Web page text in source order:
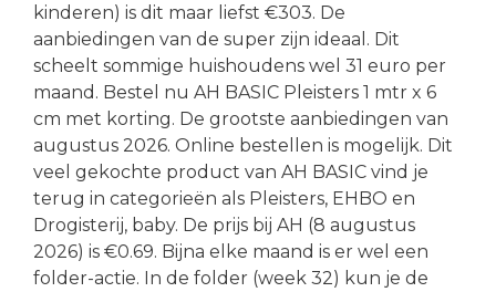
kinderen) is dit maar liefst €303. De
aanbiedingen van de super zijn ideaal. Dit
scheelt sommige huishoudens wel 31 euro per
maand. Bestel nu AH BASIC Pleisters 1 mtr x 6
cm met korting. De grootste aanbiedingen van
augustus 2026. Online bestellen is mogelijk. Dit
veel gekochte product van AH BASIC vind je
terug in categorieën als Pleisters, EHBO en
Drogisterij, baby. De prijs bij AH (8 augustus
2026) is €0.69. Bijna elke maand is er wel een
folder-actie. In de folder (week 32) kun je de